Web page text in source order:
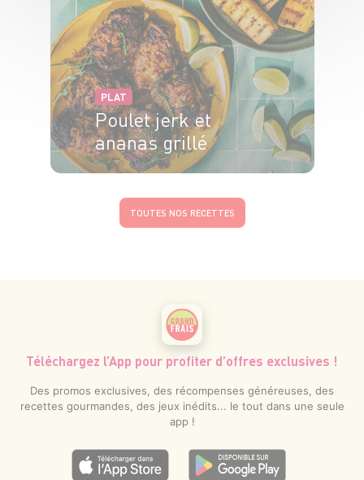
PLAT
Poulet jerk et
ananas grillé
TOUTES NOS RECETTES
Téléchargez l’App pour profiter d’offres exclusives !
Des promos exclusives, des récompenses généreuses, des
recettes gourmandes, des jeux inédits... le tout dans une seule
app !